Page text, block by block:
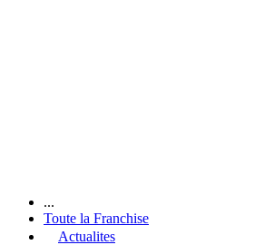
...
Toute la Franchise
Actualites